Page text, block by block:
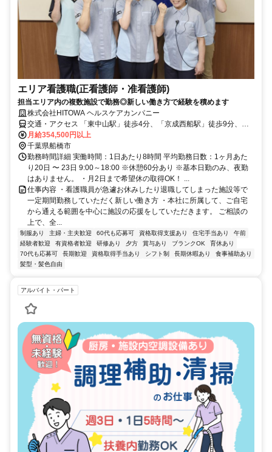
エリア看護職(正看護師・准看護師)
担当エリア内の複数施設で勤務◎新しい働き方で経験を積めます
株式会社HITOWA ヘルスケアカンパニー
交通・アクセス 「東中山駅」徒歩4分、「京成西船駅」徒歩9分、
「西船橋駅」徒歩12分
月給354,500円以上
千葉県船橋市
勤務時間詳細 実働時間：1日あたり8時間 平均勤務日数：1ヶ月あた
り20日 〜 23日 9:00～18:00 ※休憩60分あり ※基本日勤のみ、夜勤
はありません。 ・月2日まで希望休の取得OK！ ...
仕事内容 ・看護職員が急遽お休みしたり退職してしまった施設等で
一定期間勤務していただく新しい働き方 ・本社に所属して、ご自宅
から通える範囲を中心に施設の応援をしていただきます。 ご相談の
上で、全...
制服あり 主婦・主夫歓迎 60代も応募可 資格取得支援あり 住宅手当あり
午前
経験者歓迎
有資格者歓迎 研修あり 夕方 賞与あり ブランクOK
育休あり
70代も応募可
長期歓迎 資格取得手当あり シフト制 長期休暇あり
食事補助あり
髪型・髪色自由
アルバイト・パート